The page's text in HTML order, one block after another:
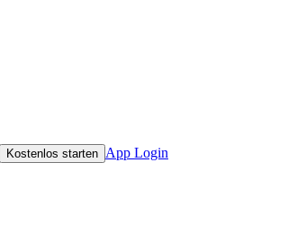
Kostenlos starten App Login